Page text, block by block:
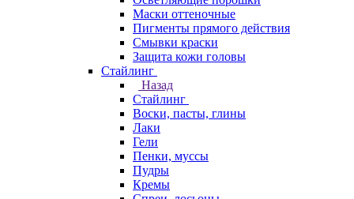
Маски оттеночные
Пигменты прямого действия
Смывки краски
Защита кожи головы
Стайлинг
Назад
Стайлинг
Воски, пасты, глины
Лаки
Гели
Пенки, муссы
Пудры
Кремы